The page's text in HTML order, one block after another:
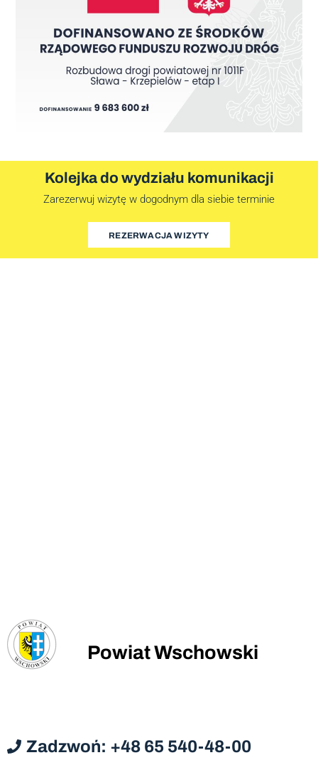
Kolejka do wydziału komunikacji
Zarezerwuj wizytę w dogodnym dla siebie terminie
REZERWACJA WIZYTY
Powiat Wschowski
Zadzwoń: +48 65 540-48-00